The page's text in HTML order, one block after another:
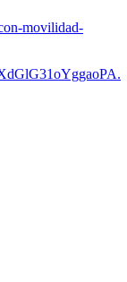
movilidad-